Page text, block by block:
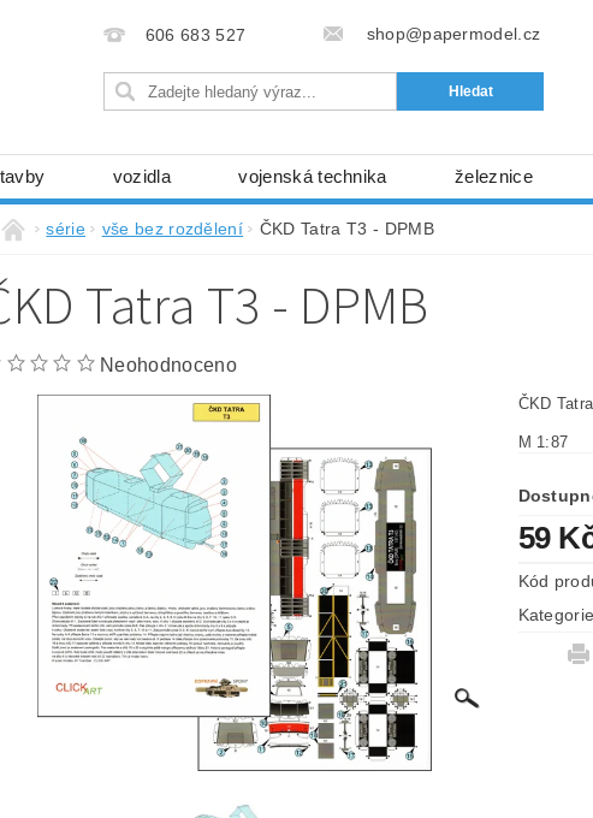
606 683 527 shop@papermodel.cz
vozidla vojenská technika železnice
stavební stroje kosmická technika
doplňky modelářské potřeby kartony, fólie
Ochrana osobních údajů (GDPR)
série vše bez rozdělení ČKD Tatra T3 - DPMB
Tatra T3 - DPMB
Neohodnoceno
ČKD
M 1:87
59
Kód
Kategorie